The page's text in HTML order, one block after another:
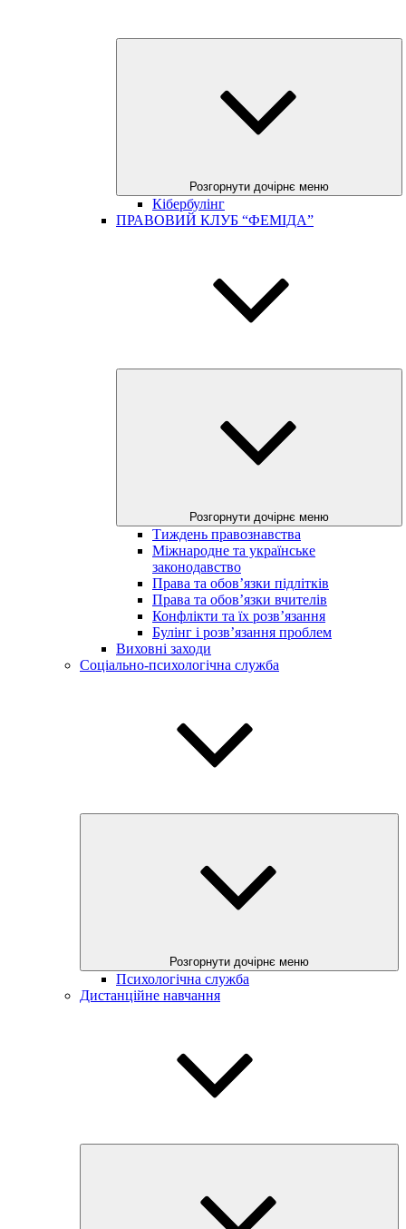
Розгорнути дочірнє меню
Кібербулінг
ПРАВОВИЙ КЛУБ “ФЕМІДА”
Розгорнути дочірнє меню
Тиждень правознавства
Міжнародне та українське
законодавство
Права та обов’язки підлітків
Права та обов’язки вчителів
Конфлікти та їх розв’язання
Булінг і розв’язання проблем
Виховні заходи
Соціально-психологічна служба
Розгорнути дочірнє меню
Психологічна служба
Дистанційне навчання